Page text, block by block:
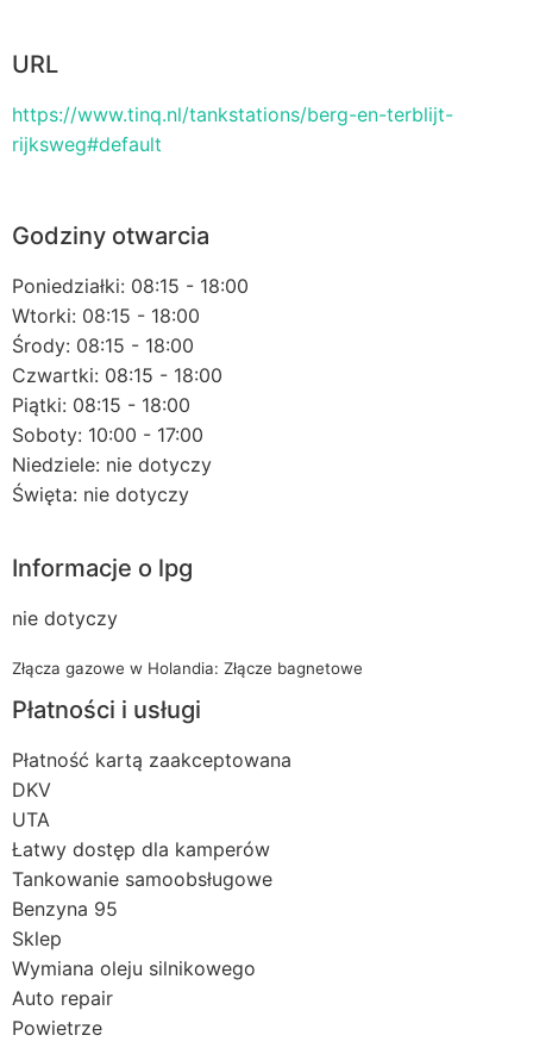
URL
https://www.tinq.nl/tankstations/berg-en-terblijt-
rijksweg#default
Godziny otwarcia
Poniedziałki: 08:15 - 18:00
Wtorki: 08:15 - 18:00
Środy: 08:15 - 18:00
Czwartki: 08:15 - 18:00
Piątki: 08:15 - 18:00
Soboty: 10:00 - 17:00
Niedziele: nie dotyczy
Święta: nie dotyczy
Informacje o lpg
nie dotyczy
Złącza gazowe w Holandia: Złącze bagnetowe
Płatności i usługi
Płatność kartą zaakceptowana
DKV
UTA
Łatwy dostęp dla kamperów
Tankowanie samoobsługowe
Benzyna 95
Sklep
Wymiana oleju silnikowego
Auto repair
Powietrze